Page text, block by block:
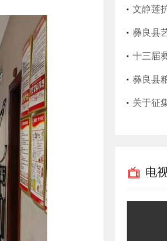
文静莲
彝良县
十三届
式
彝良县
后服务
关于征
电